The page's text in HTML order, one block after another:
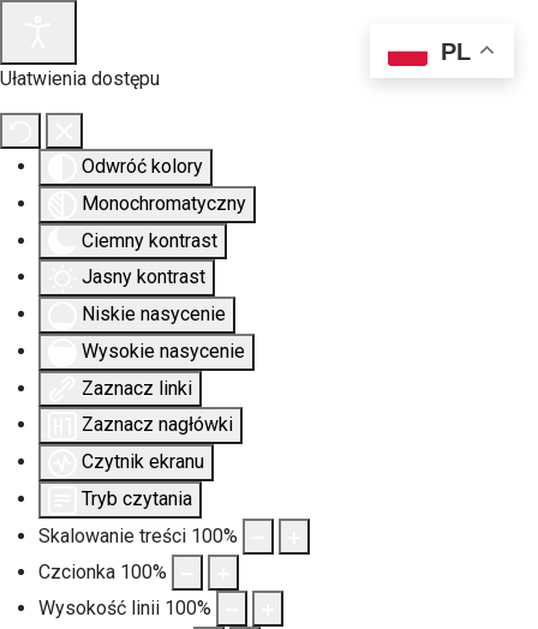
Ułatwienia dostępu
Odwróć kolory
Monochromatyczny
Ciemny kontrast
Jasny kontrast
Niskie nasycenie
Wysokie nasycenie
Zaznacz linki
Zaznacz nagłówki
Czytnik ekranu
Tryb czytania
Skalowanie treści 100%
Czcionka 100%
Wysokość linii 100%
PL